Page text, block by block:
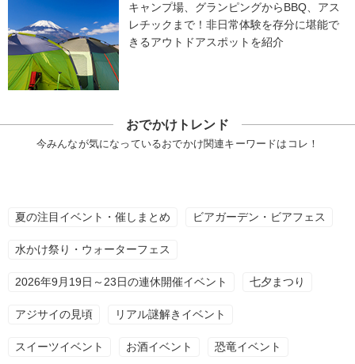
キャンプ場、グランピングからBBQ、アス
レチックまで！非日常体験を存分に堪能で
きるアウトドアスポットを紹介
おでかけトレンド
今みんなが気になっているおでかけ関連キーワードはコレ！
夏の注目イベント・催しまとめ ビアガーデン・ビアフェス
水かけ祭り・ウォーターフェス
2026年9月19日～23日の連休開催イベント 七夕まつり
アジサイの見頃 リアル謎解きイベント
スイーツイベント お酒イベント 恐竜イベント